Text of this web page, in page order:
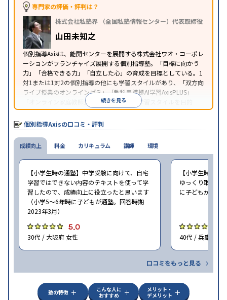
※2023年3月調査。小学校高学年の個別指導塾アンケート調査方法
専門家の評価・評判は？
株式会社私塾界 （全国私塾情報センター）代表取締役
山田未知之
個別指導Axisは、能開センターを展開する株式会社ワオ・コーポレ
ーションがフランチャイズ展開する個別指導塾。「目標に向かう
力」「合格できる力」「自立した心」の育成を目標としている。1
対1または1対2の個別指導の他にも学習スタイルがあり、「双方向
ライブ授業のオンラインゼミ」「教科書準拠AI学習AxisPLUS」
「オンライン家庭教師」など、さまざまな学習スタイルを目的
別・科目別に選択することができる。
続きを見る
個別指導Axisの口コミ・評判
成績向上
【小学生時の通塾】中学受験に向けて、自宅
学習ではできない内容のテキストを使って学
習したので、成績向上に役立ったと思います
（小学5〜6年時に子どもが通塾。回答時期
2023年3月）
5.0
30代 / 大阪府 女性
【小学生時の通
ゆっくり取り組
に子どもが通塾
40代 / 兵庫県 女
口コミをもっと見る
料金 カリキュラム 講師 環境
塾の特徴
こんな人に
おすすめ
メリット・
デメリット